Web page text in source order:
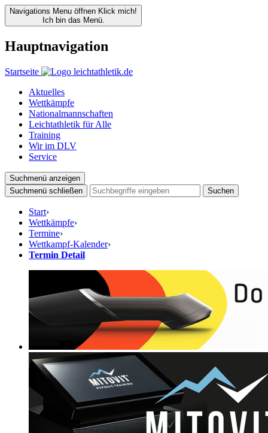
Navigations Menu öffnen Klick mich!
Ich bin das Menü.
Hauptnavigation
Startseite
Aktuelles
Wettkämpfe
Nationalmannschaften
Leichtathletik für Alle
Training
Wir im DLV
Service
Suchmenü anzeigen
Suchmenü schließen
Suchen
Start›
Wettkämpfe›
Termine›
Wettkampf-Kalender›
Termin Detail